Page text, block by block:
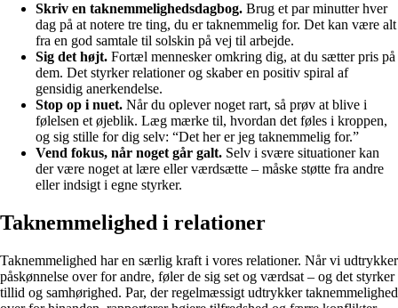
Skriv en taknemmelighedsdagbog. Brug et par minutter hver
dag på at notere tre ting, du er taknemmelig for. Det kan være alt
fra en god samtale til solskin på vej til arbejde.
Sig det højt. Fortæl mennesker omkring dig, at du sætter pris på
dem. Det styrker relationer og skaber en positiv spiral af
gensidig anerkendelse.
Stop op i nuet. Når du oplever noget rart, så prøv at blive i
følelsen et øjeblik. Læg mærke til, hvordan det føles i kroppen,
og sig stille for dig selv: “Det her er jeg taknemmelig for.”
Vend fokus, når noget går galt. Selv i svære situationer kan
der være noget at lære eller værdsætte – måske støtte fra andre
eller indsigt i egne styrker.
Taknemmelighed i relationer
Taknemmelighed har en særlig kraft i vores relationer. Når vi udtrykker
påskønnelse over for andre, føler de sig set og værdsat – og det styrker
tillid og samhørighed. Par, der regelmæssigt udtrykker taknemmelighed